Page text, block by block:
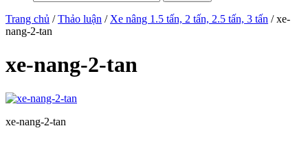
Trang chủ /Thảo luận / Xe nâng 1.5 tấn, 2 tấn, 2.5 tấn, 3 tấn / xe-
nang-2-tan
xe-nang-2-tan
xe-nang-2-tan